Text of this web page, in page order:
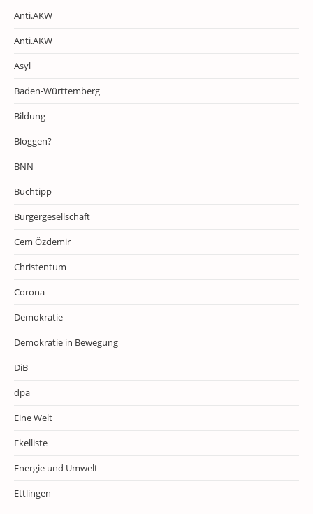
Anti.AKW
Anti.AKW
Asyl
Baden-Württemberg
Bildung
Bloggen?
BNN
Buchtipp
Bürgergesellschaft
Cem Özdemir
Christentum
Corona
Demokratie
Demokratie in Bewegung
DiB
dpa
Eine Welt
Ekelliste
Energie und Umwelt
Ettlingen